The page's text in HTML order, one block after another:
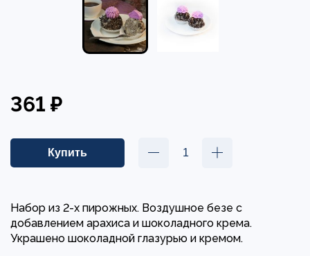
Набор из 2-х пирожных. Воздушное безе с
добавлением арахиса и шоколадного крема.
Украшено шоколадной глазурью и кремом.
361 ₽